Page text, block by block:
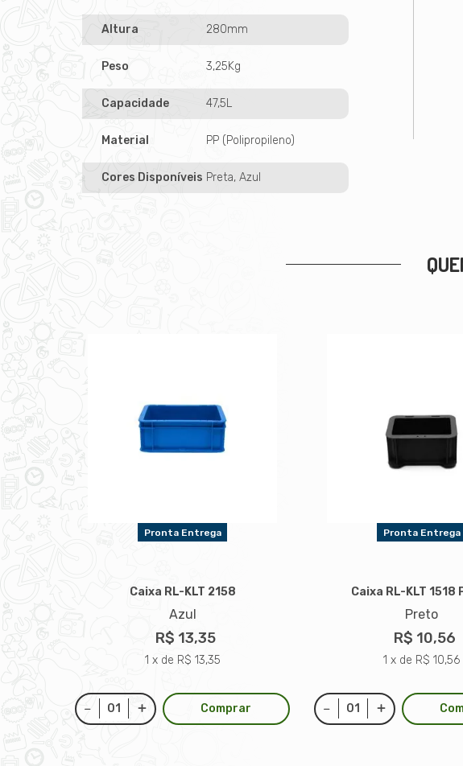
Altura 280mm
Peso 3,25Kg
Capacidade 47,5L
Material PP (Polipropileno)
Cores Disponíveis Preta, Azul
Pronta Entrega
Caixa RL-KLT 2158
Azul
R$ 13,35
1 x de R$ 13,35
Comprar
Pronta Entrega
Caixa RL-KLT 1518
Preto
R$ 10,56
1 x de R$ 10,56